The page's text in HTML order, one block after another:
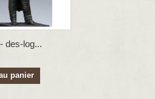
des-log...
panier